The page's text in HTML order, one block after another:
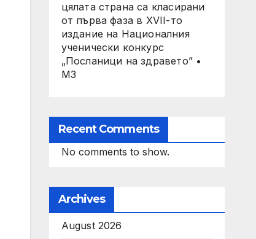
цялата страна са класирани
от първа фаза в XVII-то
издание на Националния
ученически конкурс
„Посланици на здравето” •
МЗ
Recent Comments
No comments to show.
Archives
August 2026